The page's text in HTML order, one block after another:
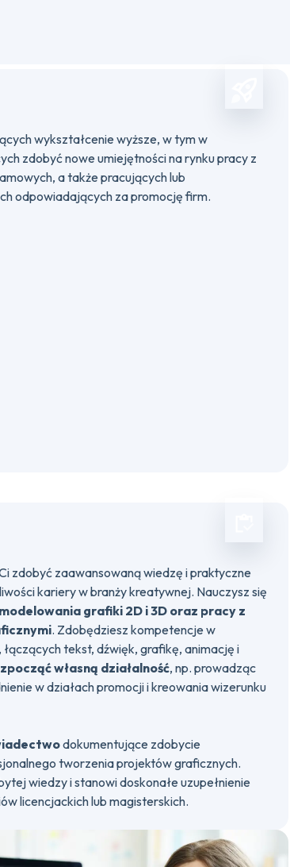
wykształcenie wyższe, w tym w
zdobyć nowe umiejętności na rynku pracy z
a także pracujących lub
odpowiadających za promocję firm.
zdobyć zaawansowaną wiedzę i praktyczne
kariery w branży kreatywnej. Nauczysz się
grafiki 2D i 3D oraz pracy z
. Zdobędziesz kompetencje w
tekst, dźwięk, grafikę, animację i
własną działalność, np. prowadząc
w działach promocji i kreowania wizerunku
dokumentujące zdobycie
tworzenia projektów graficznych.
wiedzy i stanowi doskonałe uzupełnienie
licencjackich lub magisterskich.